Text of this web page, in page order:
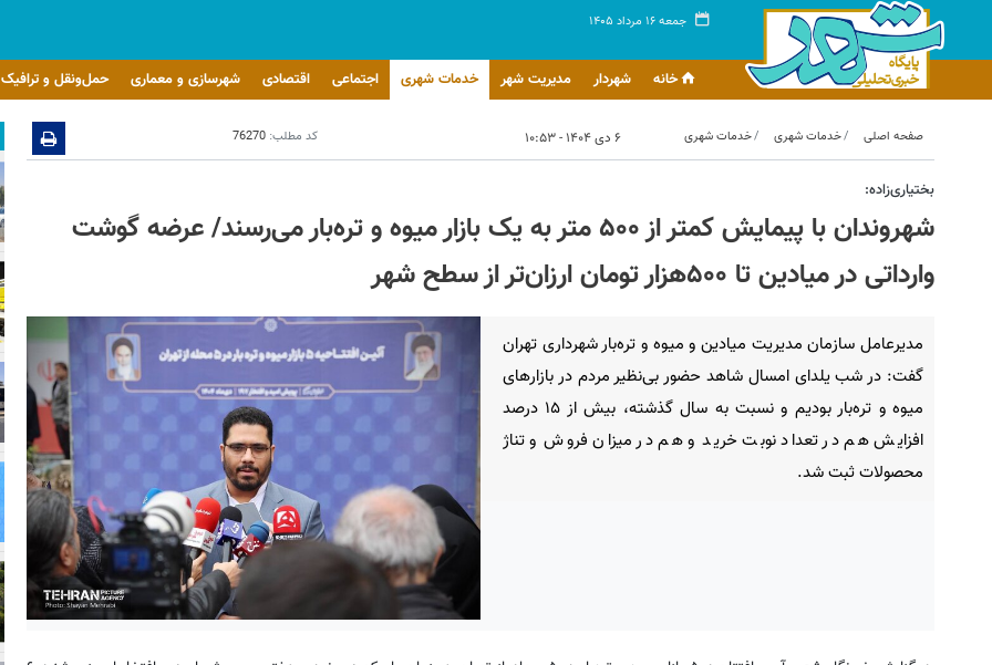
جمعه ۱۶ مرداد ۱۴۰۵
خانه شهردار مدیریت شهر خدمات شهری اجتماعی اقتصادی شهرسازی و معماری حمل‌ونقل و ترافیک
صفحه اصلی خدمات شهری خدمات شهری ۶ دی ۱۴۰۴ - ۱۰:۵۳ کد مطلب: 76270
بختیاری‌زاده:
شهروندان با پیمایش کمتر از ۵۰۰ متر به یک بازار میوه و تره‌بار می‌رسند/ عرضه گوشت
وارداتی در میادین تا ۵۰۰هزار تومان ارزان‌تر از سطح شهر
مدیرعامل سازمان مدیریت میادین و میوه و تره‌بار شهرداری تهران
گفت: در شب یلدای امسال شاهد حضور بی‌نظیر مردم در بازارهای
میوه و تره‌بار بودیم و نسبت به سال گذشته، بیش از ۱۵ درصد
افزایش هم در تعداد نوبت خرید و هم در میزان فروش و تناژ
محصولات ثبت شد.